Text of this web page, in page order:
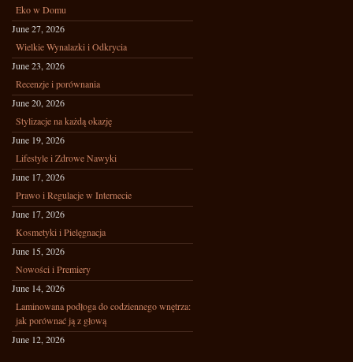
Eko w Domu
June 27, 2026
Wielkie Wynalazki i Odkrycia
June 23, 2026
Recenzje i porównania
June 20, 2026
Stylizacje na każdą okazję
June 19, 2026
Lifestyle i Zdrowe Nawyki
June 17, 2026
Prawo i Regulacje w Internecie
June 17, 2026
Kosmetyki i Pielęgnacja
June 15, 2026
Nowości i Premiery
June 14, 2026
Laminowana podłoga do codziennego wnętrza:
jak porównać ją z głową
June 12, 2026